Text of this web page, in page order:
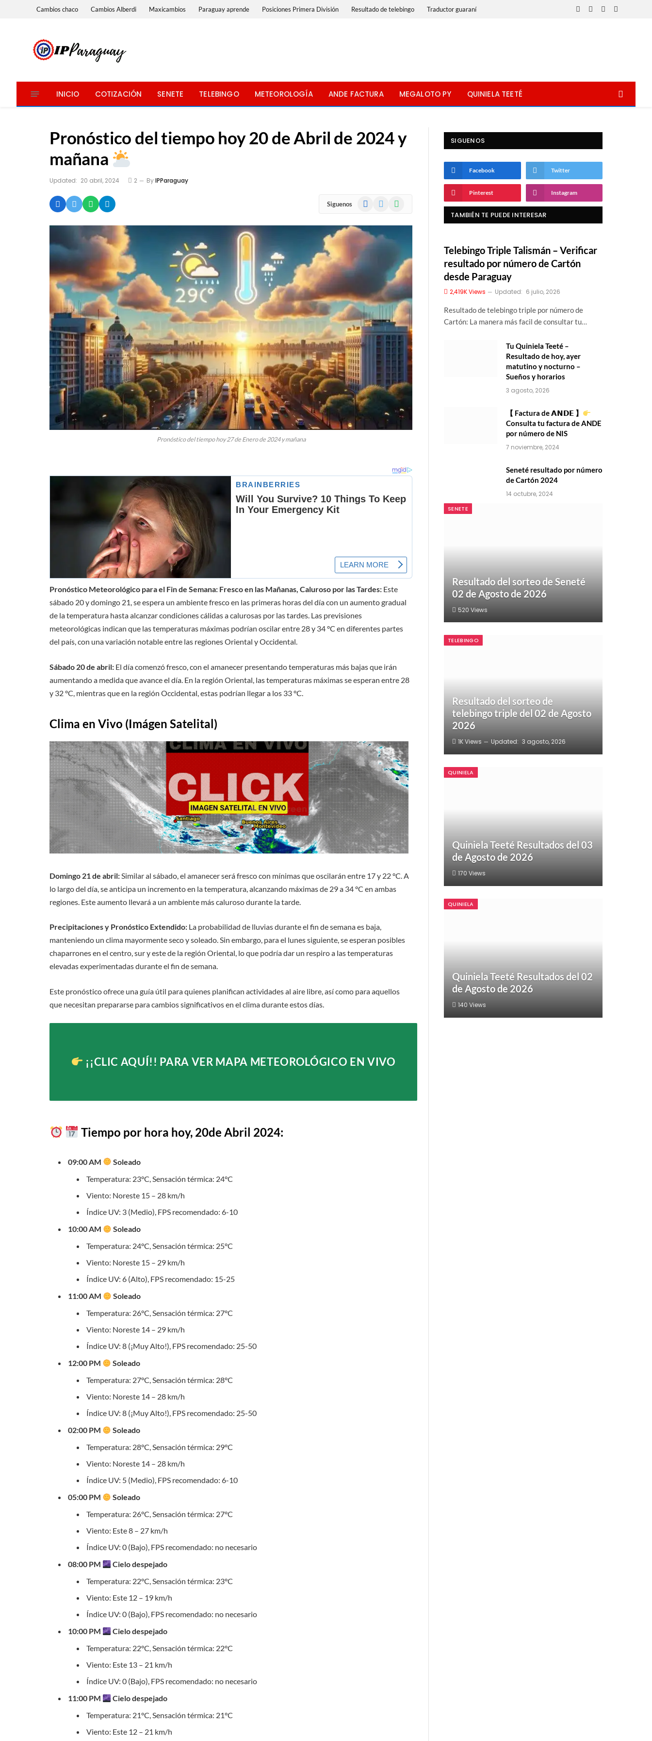
Cambios chaco Cambios Alberdi Maxicambios Paraguay aprende Posiciones Primera División Resultado de telebingo Traductor guaraní
Facebook
X
InstagramWhatsApp
INICIO COTIZACIÓN SENETE TELEBINGO METEOROLOGÍA ANDE FACTURA MEGALOTO PY QUINIELA TEETÉ
Pronóstico del tiempo hoy 20 de Abril de 2024 y
mañana
Updated: 20 abril, 2024 2 ByIPParaguay
Siguenos Facebook WhatsApp
Pronóstico del tiempo hoy 27 de Enero de 2024 y mañana
Pronóstico Meteorológico para el Fin de Semana: Fresco en las Mañanas, Caluroso por las Tardes: Este
sábado 20 y domingo 21, se espera un ambiente fresco en las primeras horas del día con un aumento gradual
de la temperatura hasta alcanzar condiciones cálidas a calurosas por las tardes. Las previsiones
meteorológicas indican que las temperaturas máximas podrían oscilar entre 28 y 34 °C en diferentes partes
del país, con una variación notable entre las regiones Oriental y Occidental.
Sábado 20 de abril: El día comenzó fresco, con el amanecer presentando temperaturas más bajas que irán
aumentando a medida que avance el día. En la región Oriental, las temperaturas máximas se esperan entre 28
y 32 °C, mientras que en la región Occidental, estas podrían llegar a los 33 °C.
Clima en Vivo (Imágen Satelital)
Domingo 21 de abril: Similar al sábado, el amanecer será fresco con mínimas que oscilarán entre 17 y 22 °C. A
lo largo del día, se anticipa un incremento en la temperatura, alcanzando máximas de 29 a 34 °C en ambas
regiones. Este aumento llevará a un ambiente más caluroso durante la tarde.
Precipitaciones y Pronóstico Extendido: La probabilidad de lluvias durante el fin de semana es baja,
manteniendo un clima mayormente seco y soleado. Sin embargo, para el lunes siguiente, se esperan posibles
chaparrones en el centro, sur y este de la región Oriental, lo que podría dar un respiro a las temperaturas
elevadas experimentadas durante el fin de semana.
Este pronóstico ofrece una guía útil para quienes planifican actividades al aire libre, así como para aquellos
que necesitan prepararse para cambios significativos en el clima durante estos días.
¡¡CLIC AQUÍ!! PARA VER MAPA METEOROLÓGICO EN VIVO
Tiempo por hora hoy, 20de Abril 2024:
09:00 AM
Soleado
Temperatura: 23°C, Sensación térmica: 24°C
Viento: Noreste 15 – 28 km/h
Índice UV: 3 (Medio), FPS recomendado: 6-10
10:00 AM
Soleado
Temperatura: 24°C, Sensación térmica: 25°C
Viento: Noreste 15 – 29 km/h
Índice UV: 6 (Alto), FPS recomendado: 15-25
11:00 AM
Soleado
Temperatura: 26°C, Sensación térmica: 27°C
Viento: Noreste 14 – 29 km/h
Índice UV: 8 (¡Muy Alto!), FPS recomendado: 25-50
12:00 PM
Soleado
Temperatura: 27°C, Sensación térmica: 28°C
Viento: Noreste 14 – 28 km/h
Índice UV: 8 (¡Muy Alto!), FPS recomendado: 25-50
02:00 PM
Soleado
Temperatura: 28°C, Sensación térmica: 29°C
Viento: Noreste 14 – 28 km/h
Índice UV: 5 (Medio), FPS recomendado: 6-10
05:00 PM
Soleado
Temperatura: 26°C, Sensación térmica: 27°C
Viento: Este 8 – 27 km/h
Índice UV: 0 (Bajo), FPS recomendado: no necesario
08:00 PM
Cielo despejado
Temperatura: 22°C, Sensación térmica: 23°C
Viento: Este 12 – 19 km/h
Índice UV: 0 (Bajo), FPS recomendado: no necesario
10:00 PM
Cielo despejado
Temperatura: 22°C, Sensación térmica: 22°C
Viento: Este 13 – 21 km/h
Índice UV: 0 (Bajo), FPS recomendado: no necesario
11:00 PM
Cielo despejado
Temperatura: 21°C, Sensación térmica: 21°C
Viento: Este 12 – 21 km/h
SIGUENOS
Facebook Twitter
Pinterest Instagram
TAMBIÉN TE PUEDE INTERESAR
Telebingo Triple Talismán – Verificar
resultado por número de Cartón
desde Paraguay
2,419KViews Updated: 6 julio, 2026
Resultado de telebingo triple por número de
Cartón: La manera más facil de consultar tu…
Tu Quiniela Teeté –
Resultado de hoy, ayer
matutino y nocturno –
Sueños y horarios
3 agosto, 2026
【 Factura de 𝗔𝗡𝗗𝗘 】
Consulta tu factura de ANDE
por número de NIS
7 noviembre, 2024
Seneté resultado por número
de Cartón 2024
14 octubre, 2024
SENETE
Resultado del sorteo de Seneté
02 de Agosto de 2026
520 Views
TELEBINGO
Resultado del sorteo de
telebingo triple del 02 de Agosto
2026
1KViews Updated: 3 agosto, 2026
QUINIELA
Quiniela Teeté Resultados del 03
de Agosto de 2026
170 Views
QUINIELA
Quiniela Teeté Resultados del 02
de Agosto de 2026
140 Views